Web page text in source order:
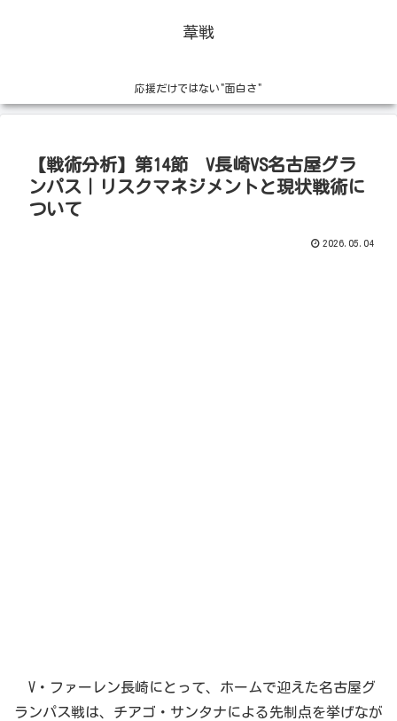
葦戦
応援だけではない"面白さ"
【戦術分析】第14節 V長崎VS名古屋グラ
ンパス｜リスクマネジメントと現状戦術に
ついて
2026.05.04
V・ファーレン長崎にとって、ホームで迎えた名古屋グ
ランパス戦は、チアゴ・サンタナによる先制点を挙げなが